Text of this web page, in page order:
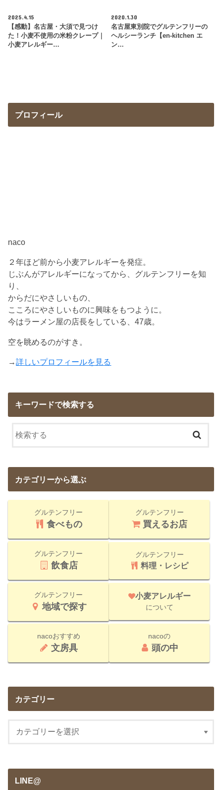
2025.4.15
【感動】名古屋・大須で見つけ
た！小麦不使用の米粉クレープ｜
小麦アレルギー…
2020.1.30
名古屋東別院でグルテンフリーの
ヘルシーランチ【en-kitchen エ
ン…
プロフィール
naco
２年ほど前から小麦アレルギーを発症。
じぶんがアレルギーになってから、グルテンフリーを知
り、
からだにやさしいもの、
こころにやさしいものに興味をもつように。
今はラーメン屋の店長をしている、47歳。
空を眺めるのがすき。
→詳しいプロフィールを見る
キーワードで検索する
カテゴリーから選ぶ
グルテンフリー
食べもの
グルテンフリー
買えるお店
グルテンフリー
飲食店
グルテンフリー
料理・レシピ
グルテンフリー
地域で探す
小麦アレルギー
について
nacoおすすめ
文房具
nacoの
頭の中
カテゴリー
LINE@